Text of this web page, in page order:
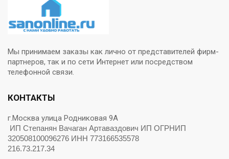
Мы принимаем заказы как лично от представителей фирм-
партнеров, так и по сети Интернет или посредством
телефонной связи.
КОНТАКТЫ
г.Москва улица Родниковая 9А
ИП Степанян Вачаган Артаваздович ИП ОГРНИП
320508100096276 ИНН 773166535578
216.73.217.34